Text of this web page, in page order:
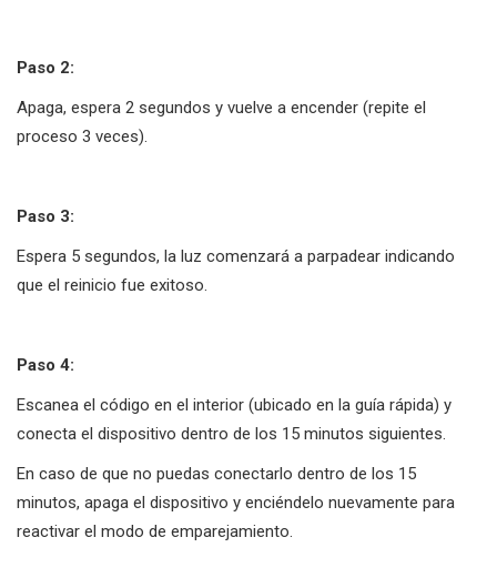
Paso 2:
Apaga, espera 2 segundos y vuelve a encender (repite el
proceso 3 veces).
Paso 3:
Espera 5 segundos, la luz comenzará a parpadear indicando
que el reinicio fue exitoso.
Paso 4:
Escanea el código en el interior (ubicado en la guía rápida) y
conecta el dispositivo dentro de los 15 minutos siguientes.
En caso de que no puedas conectarlo dentro de los 15
minutos, apaga el dispositivo y enciéndelo nuevamente para
reactivar el modo de emparejamiento.